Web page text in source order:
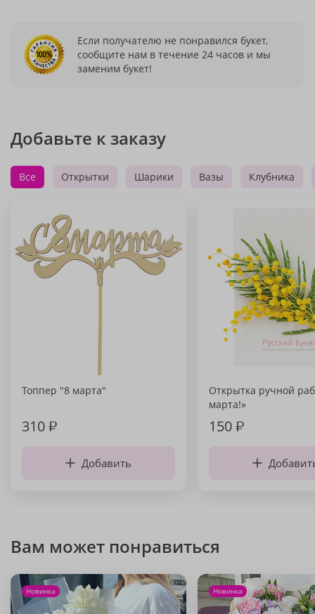
Если получателю не понравился букет,
сообщите нам в течение 24 часов и мы
заменим букет!
Добавьте к заказу
Все Открытки Шарики Вазы Клубника
Топпер "8 марта"
310₽
Добавить
Открытка ручной
марта!»
150₽
Вам может понравиться
Новинка Новинка